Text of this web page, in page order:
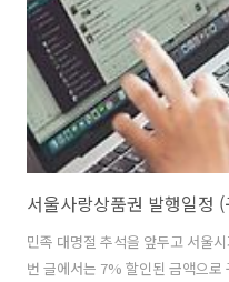
포인트 적립 혜택도 받을 수 있다
서울사랑상품권 발행일정
민족 대명절 추석을 앞두고 서울
번 글에서는 7% 할인된 금액으로